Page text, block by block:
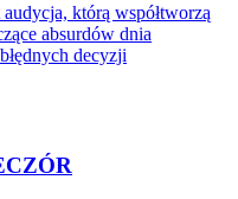
którą współtworzą
absurdów dnia
decyzji